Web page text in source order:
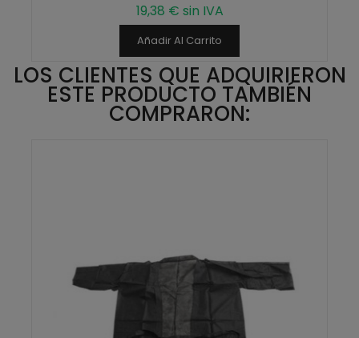
19,38 € sin IVA
Añadir Al Carrito
LOS CLIENTES QUE ADQUIRIERON
ESTE PRODUCTO TAMBIÉN
COMPRARON: